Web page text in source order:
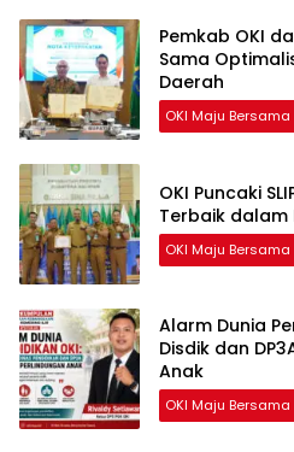
Pemkab OKI
Sama
Daerah
OKI Maju Bersama
OKI Puncaki
Terbaik dalam
OKI Maju Bersama
Alarm Dunia
Disdik dan
Anak
OKI Maju Bersama